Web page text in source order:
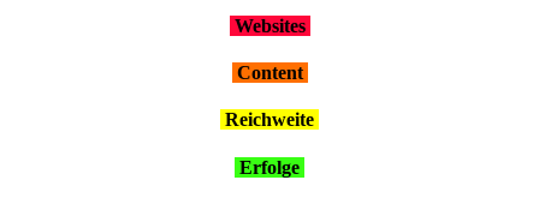
Web­sites
Con­tent
Reich­wei­te
Erfol­ge